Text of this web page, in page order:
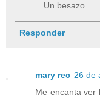
Un besazo.
Responder
mary rec 26 de
Me encanta ver